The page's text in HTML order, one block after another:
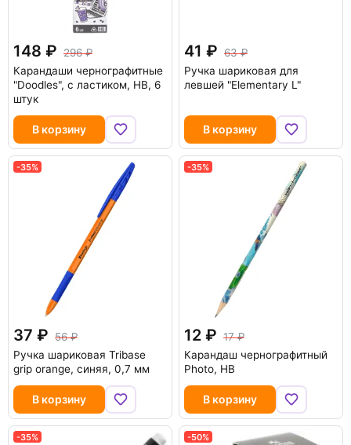
148
296
Карандаши чернографитные
"Doodles", с ластиком, НВ, 6
штук
В корзину
41
63
Ручка шариковая для
левшей "Elementary L"
В корзину
-35%
37
56
Ручка шариковая Tribase
grip orange, синяя, 0,7 мм
В корзину
-35%
12
17
Карандаш чернографитный
Photo, HB
В корзину
-35% -50%